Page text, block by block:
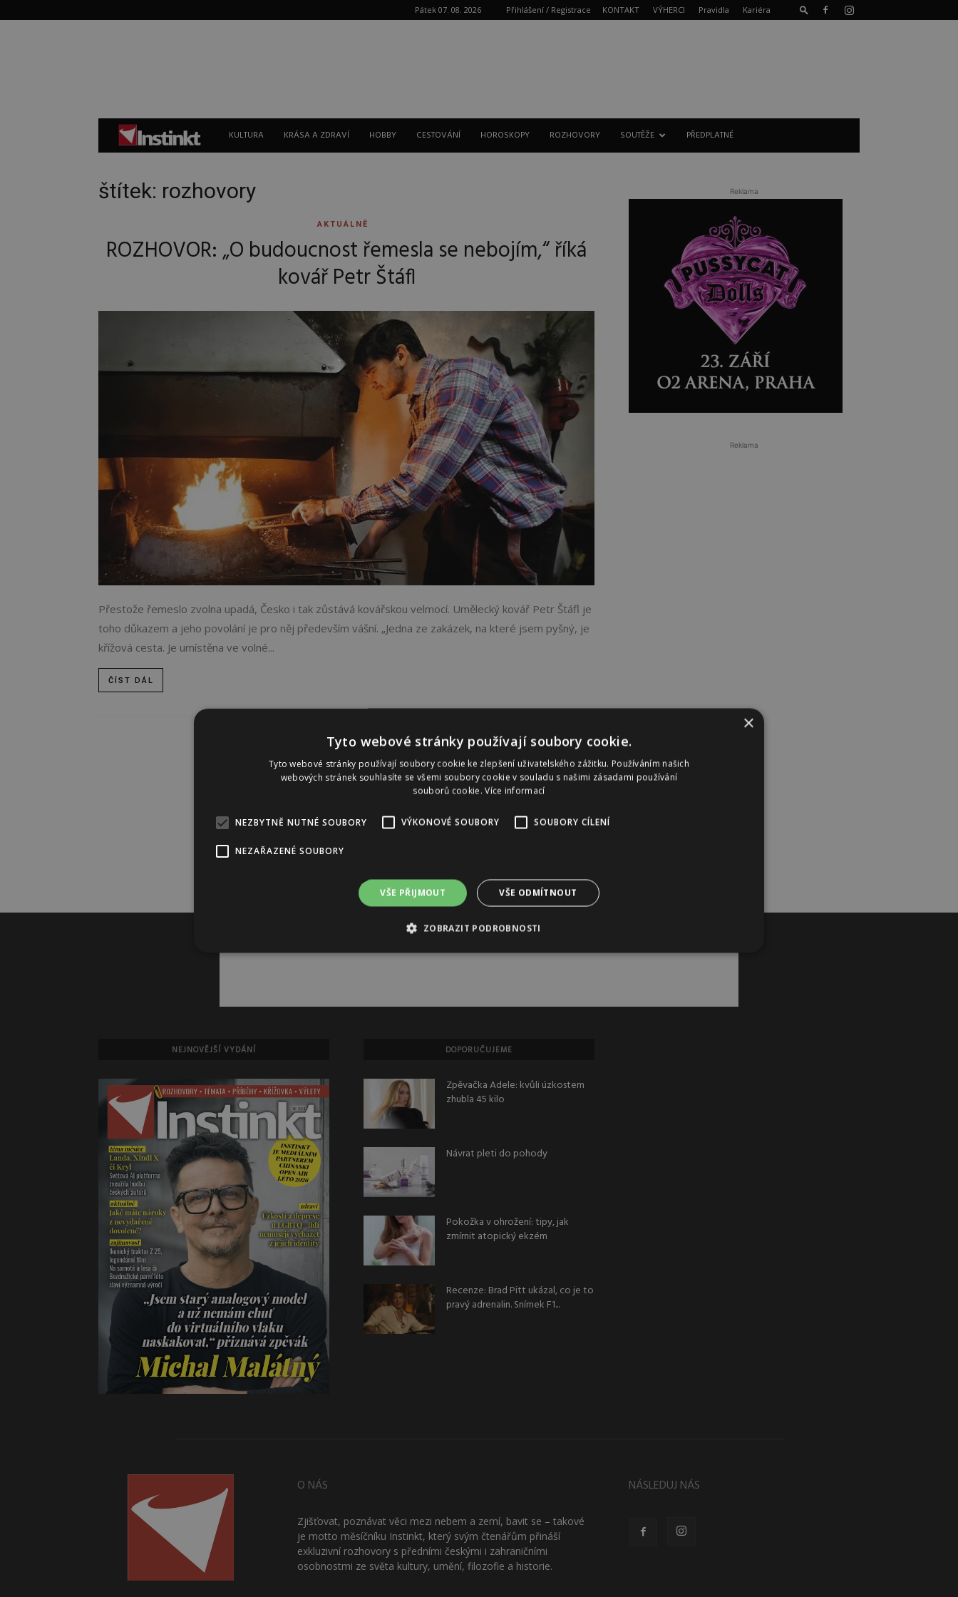
Pátek 07. 08. 2026 Přihlášení / Registrace KONTAKT VÝHERCI Pravidla Kariéra
Instinkt
KULTURA KRÁSA A ZDRAVÍ HOBBY CESTOVÁNÍ HOROSKOPY ROZHOVORY SOUTĚŽE PŘEDPLATNÉ
štítek: rozhovory
AKTUÁLNĚ
ROZHOVOR: „O budoucnost řemesla se nebojím,“ říká
kovář Petr Štáfl
Přestože řemeslo zvolna upadá, Česko i tak zůstává kovářskou velmocí. Umělecký kovář Petr Štáfl je
toho důkazem a jeho povolání je pro něj především vášní. „Jedna ze zakázek, na které jsem pyšný, je
křížová cesta. Je umístěna ve volné...
ČÍST DÁL
Reklama
Reklama
Reklama
NEJNOVĚJŠÍ VYDÁNÍ DOPORUČUJEME
Zpěvačka Adele: kvůli úzkostem
zhubla 45 kilo
Návrat pleti do pohody
Pokožka v ohrožení: tipy, jak
zmírnit atopický ekzém
Recenze: Brad Pitt ukázal, co je to
pravý adrenalin. Snímek F1...
O NÁS
Zjišťovat, poznávat věci mezi nebem a zemí, bavit se – takové
je motto měsíčníku Instinkt, který svým čtenářům přináší
exkluzivní rozhovory s předními českými i zahraničními
osobnostmi ze světa kultury, umění, filozofie a historie.
NÁSLEDUJ NÁS
×
Tyto webové stránky používají soubory cookie.
Tyto webové stránky používají soubory cookie ke zlepšení uživatelského zážitku. Používáním našich
webových stránek souhlasíte se všemi soubory cookie v souladu s našimi zásadami používání
souborů cookie.Více informací
NEZBYTNĚ NUTNÉ SOUBORY VÝKONOVÉ SOUBORY SOUBORY CÍLENÍ
NEZAŘAZENÉ SOUBORY
VŠE PŘIJMOUT VŠE ODMÍTNOUT
ZOBRAZIT PODROBNOSTI